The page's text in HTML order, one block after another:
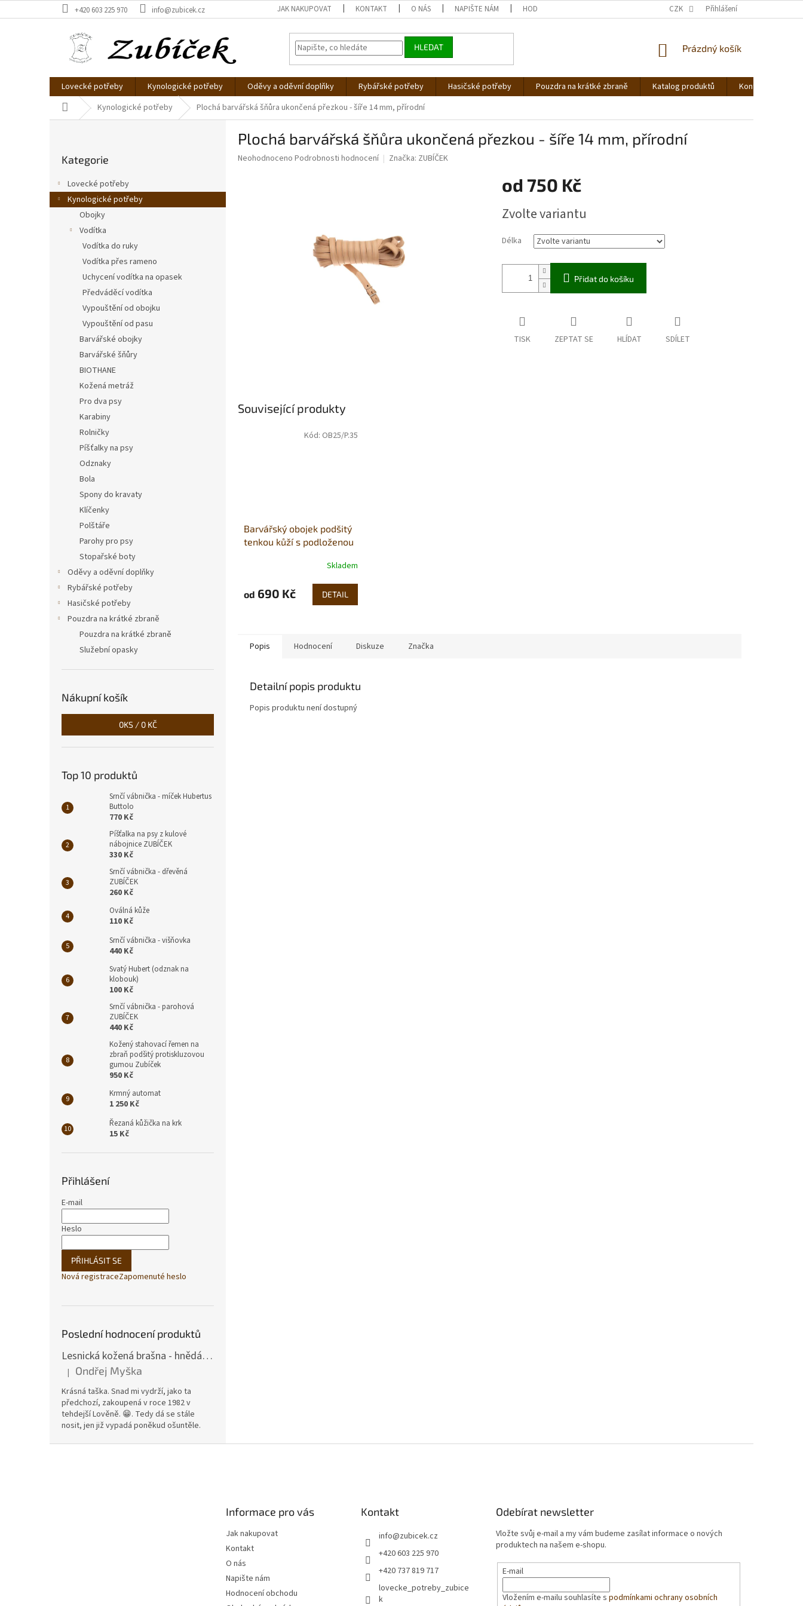
na
+420 603 225 970 info@zubicek.cz JAK NAKUPOVAT KONTAKT O NÁS NAPIŠTE NÁM HODNOCENÍ OBCHODU OBCHODNÍ PODMÍNKY PODMÍNKY OCHRANY
CZK Přihlášení
HLEDAT
NÁKUPNÍ
Prázdný košík
Lovecké potřeby Kynologické potřeby Oděvy a oděvní doplňky Rybářské potřeby Hasičské potřeby Pouzdra na krátké zbraně Katalog produktů Kontakt
Domů Kynologické potřeby Plochá barvářská šňůra ukončená přezkou - šíře 14 mm, přírodní
a
n
kategorie
Kategorie
Lovecké potřeby
Kynologické potřeby
Obojky
Vodítka
Vodítka do ruky
Vodítka přes rameno
Uchycení vodítka na opasek
Předváděcí vodítka
Vypouštění od obojku
Vypouštění od pasu
Barvářské obojky
Barvářské šňůry
BIOTHANE
Kožená metráž
Pro dva psy
Karabiny
Rolničky
Píšťalky na psy
Odznaky
Bola
Spony do kravaty
Klíčenky
Polštáře
Parohy pro psy
Stopařské boty
Oděvy a oděvní doplňky
Rybářské potřeby
Hasičské potřeby
Pouzdra na krátké zbraně
Pouzdra na krátké zbraně
Služební opasky
Nákupní košík
0KS / 0 KČ
Top 10 produktů
Srnčí vábnička - míček Hubertus
Buttolo
770 Kč
Píšťalka na psy z kulové
nábojnice ZUBÍČEK
330 Kč
Srnčí vábnička - dřevěná
ZUBÍČEK
260 Kč
Oválná kůže
110 Kč
Srnčí vábnička - višňovka
440 Kč
Svatý Hubert (odznak na
klobouk)
100 Kč
Srnčí vábnička - parohová
ZUBÍČEK
440 Kč
Kožený stahovací řemen na
zbraň podšitý protiskluzovou
gumou Zubíček
950 Kč
Krmný automat
1 250 Kč
Řezaná kůžička na krk
15 Kč
Přihlášení
E-mail
Heslo
PŘIHLÁSIT SE
Nová registraceZapomenuté heslo
Poslední hodnocení produktů
Lesnická kožená brašna - hnědá hovězina
Hodnocení produktu je 5 z 5 hvězdiček.
| Ondřej Myška
Krásná taška. Snad mi vydrží, jako ta
předchozí, zakoupená v roce 1982 v
tehdejší Lověně. 😁. Tedy dá se stále
nosit, jen již vypadá poněkud ošuntěle.
Plochá barvářská šňůra ukončená přezkou - šíře 14 mm, přírodní
Průměrné
Neohodnoceno Podrobnosti hodnocení Značka: ZUBÍČEK
od 750 Kč
cena:
Zvolte variantu
Délka
Přidat do košíku
TISK ZEPTAT SE HLÍDAT SDÍLET
Související produkty
Barvářský obojek podšitý
tenkou kůží s podloženou
Skladem
od 690 Kč DETAIL
Kód: OB25/P.35
Popis Hodnocení Diskuze Značka
Detailní popis produktu
Popis produktu není dostupný
Informace pro vás
Jak nakupovat
Kontakt
O nás
Napište nám
Hodnocení obchodu
Kontakt
info@zubicek.cz
+420 603 225 970
+420 737 819 717
lovecke_potreby_zubice
k
Odebírat newsletter
Vložte svůj e-mail a my vám budeme zasílat informace o nových
produktech na našem e-shopu.
E-mail
Vložením e-mailu souhlasíte spodmínkami ochrany osobních